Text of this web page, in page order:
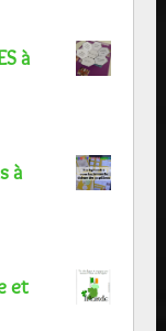
à
à
et